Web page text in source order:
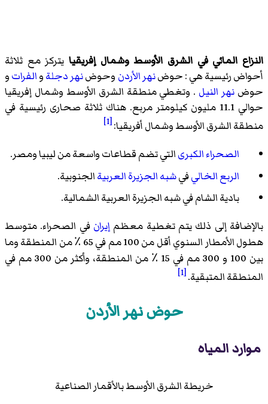
النزاع المائي في الشرق الأوسط وشمال إفريقيا يتركز مع ثلاثة
أحواض رئيسية هي : حوضنهر الأردن وحوضنهر دجلةوالفراتو
حوض نهر النيل . وتغطي منطقة الشرق الأوسط وشمال إفريقيا
حوالي 11.1 مليون كيلومتر مربع. هناك ثلاثة صحارى رئيسية في
منطقة الشرق الأوسط وشمال أفريقيا:[1]
الصحراء الكبرىالتي تضم قطاعات واسعة من ليبيا ومصر.
الربع الخاليفيشبه الجزيرة العربيةالجنوبية.
بادية الشام في شبه الجزيرة العربية الشمالية.
بالإضافة إلى ذلك يتم تغطية معظم إيران في الصحراء. متوسط
هطول الأمطار السنوي أقل من 100 مم في 65 ٪ من المنطقة وما
بين 100 و 300 مم في 15 ٪ من المنطقة، وأكثر من 300 مم في
المنطقة المتبقية.[1]
حوض نهر الأردن
موارد المياه
خريطة الشرق الأوسط بالأقمار الصناعية